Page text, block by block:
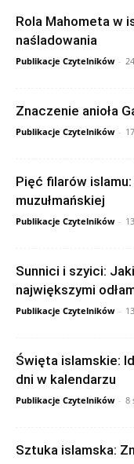
Rola Mahometa w
naśladowania
Publikacje Czytelników -
Znaczenie anioła
Publikacje Czytelników -
Pięć filarów
muzułmańskiej
Publikacje Czytelników -
Sunnici i szyici:
największymi
Publikacje Czytelników -
Święta islamskie:
dni w kalendarzu
Publikacje Czytelników - 8
Sztuka islamska: